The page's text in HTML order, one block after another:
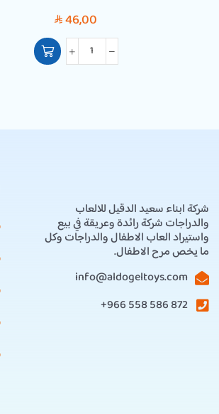
SAR 46,00
شركة ابناء سعيد الدقيل للالعاب
والدراجات شركة رائدة وعريقة في بيع
واستيراد العاب الاطفال والدراجات وكل
ما يخص مرح الاطفال.
info@aldogeltoys.com
872 586 558 966+